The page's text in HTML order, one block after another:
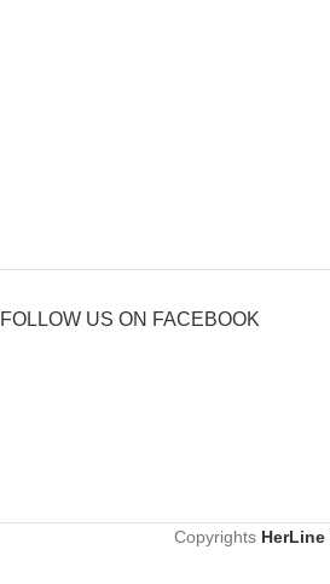
FOLLOW US ON FACEBOOK
Copyrights HerLine